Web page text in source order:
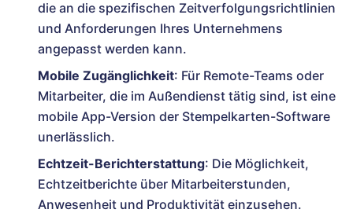
die an die spezifischen Zeitverfolgungsrichtlinien
und Anforderungen Ihres Unternehmens
angepasst werden kann.
Mobile Zugänglichkeit: Für Remote-Teams oder
Mitarbeiter, die im Außendienst tätig sind, ist eine
mobile App-Version der Stempelkarten-Software
unerlässlich.
Echtzeit-Berichterstattung: Die Möglichkeit,
Echtzeitberichte über Mitarbeiterstunden,
Anwesenheit und Produktivität einzusehen.